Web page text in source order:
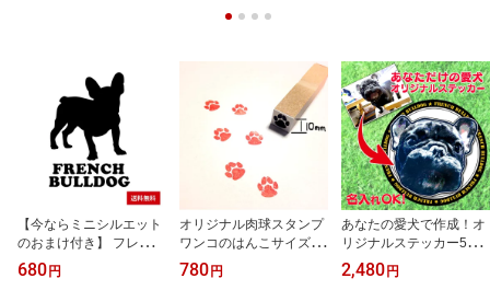
【今ならミニシルエット
のおまけ付き】 フレンチ
ブルドッグ・ブヒステッ
カーカッティングステッ
680 円
オリジナル肉球スタンプ
ワンコのはんこサイズ10
mm犬・雑貨チワワ・ト
イプードル・ミニチュア
780 円
あなたの愛犬で作成！オ
リジナルステッカー5枚
セット一生の思い出に、
プレゼントにも最適フレ
2,480 円